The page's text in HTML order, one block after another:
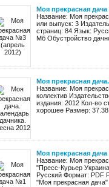
Моя прекрасная
Название: Моя
или выпуск: 3
страниц: 84 Язык:
Мб Обустройство
Моя прекрасная
Название: Моя
коллектив
издания: 2012 Кол-во
хорошее Размер:
Моя прекрасная
Название: Моя
"Пресс-Курьер
Русский Формат: PDF
"Моя прекрасная